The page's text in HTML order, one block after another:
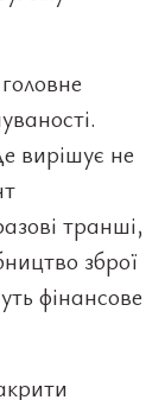
вирішує не
транші,
зброї
фінансове